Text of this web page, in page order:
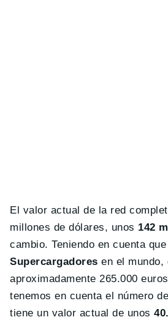
El valor actual de la red
millones de dólares, unos 142
cambio. Teniendo en cuenta
Supercargadores en el mundo,
aproximadamente 265.000
tenemos en cuenta el número
tiene un valor actual de unos